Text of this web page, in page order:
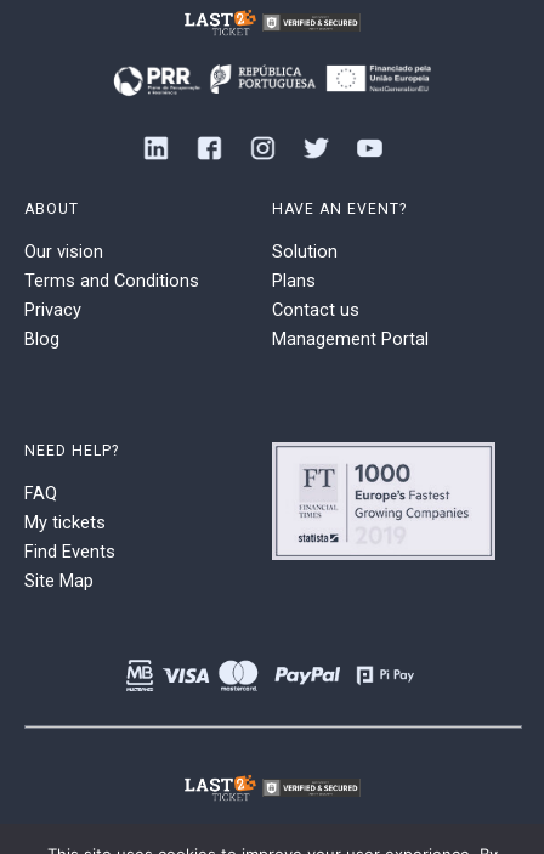
ABOUT
Our vision
Terms and Conditions
Privacy
Blog
HAVE AN EVENT?
Solution
Plans
Contact us
Management Portal
NEED HELP?
FAQ
My tickets
Find Events
Site Map